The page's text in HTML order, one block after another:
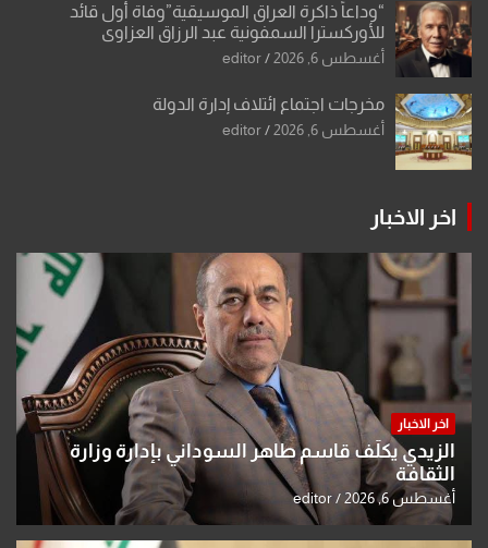
“وداعاً ذاكرة العراق الموسيقية”وفاة أول قائد
للأوركسترا السمفونية عبد الرزاق العزاوي
أغسطس 6, 2026 editor
مخرجات اجتماع ائتلاف إدارة الدولة
أغسطس 6, 2026 editor
اخر الاخبار
اخر الاخبار
الزيدي يكلّف قاسم طاهر السوداني بإدارة وزارة
الثقافة
أغسطس 6, 2026 editor